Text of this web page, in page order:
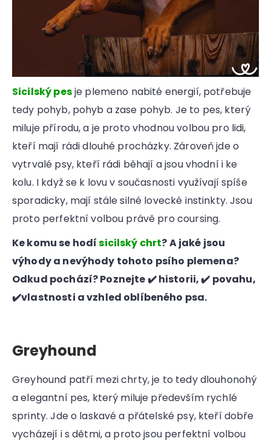
Sicilský pesje plemeno nabité energií, potřebuje
tedy pohyb, pohyb a zase pohyb. Je to pes, který
miluje přírodu, a je proto vhodnou volbou pro lidi,
kteří mají rádi dlouhé procházky. Zároveň jde o
vytrvalé psy, kteří rádi běhají a jsou vhodní i ke
kolu. I když se k lovu v současnosti využívají spíše
sporadicky, mají stále silné lovecké instinkty. Jsou
proto perfektní volbou právě pro coursing.
Ke komu se hodísicilský chrt? A jaké jsou
výhody a nevýhody tohoto psího plemena?
Odkud pochází? Poznejte ✔️ historii, ✔️ povahu,
✔️vlastnosti a vzhled oblíbeného psa.
Greyhound
Greyhound patří mezi chrty, je to tedy dlouhonohý
a elegantní pes, který miluje především rychlé
sprinty. Jde o laskavé a přátelské psy, kteří dobře
vycházejí i s dětmi, a proto jsou perfektní volbou